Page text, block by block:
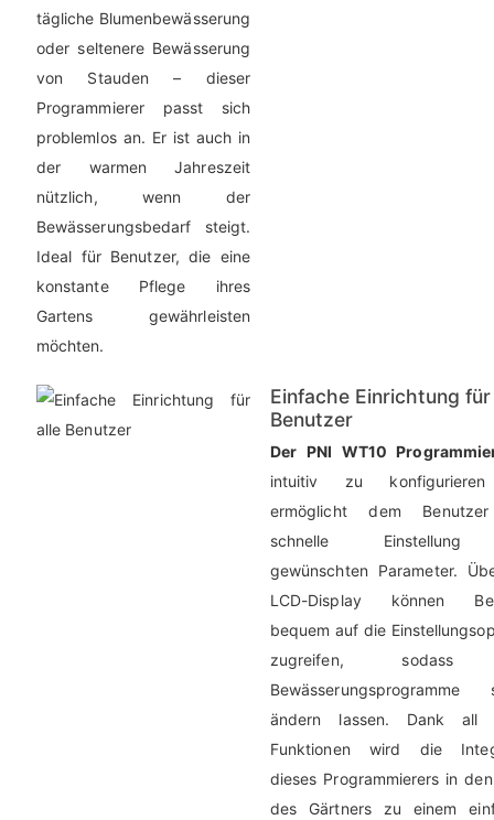
tägliche Blumenbewässerung
oder seltenere Bewässerung
von Stauden – dieser
Programmierer passt sich
problemlos an. Er ist auch in
der warmen Jahreszeit
nützlich, wenn der
Bewässerungsbedarf steigt.
Ideal für Benutzer, die eine
konstante Pflege ihres
Gartens gewährleisten
möchten.
Einfache Einrichtung für
Benutzer
Der PNI WT10
intuitiv zu
ermöglicht dem
schnelle
gewünschten Parameter.
LCD-Display können
bequem auf die
zugreifen, sodass
Bewässerungsprogramme
ändern lassen. Dank all
Funktionen wird die
dieses Programmierers in
des Gärtners zu einem